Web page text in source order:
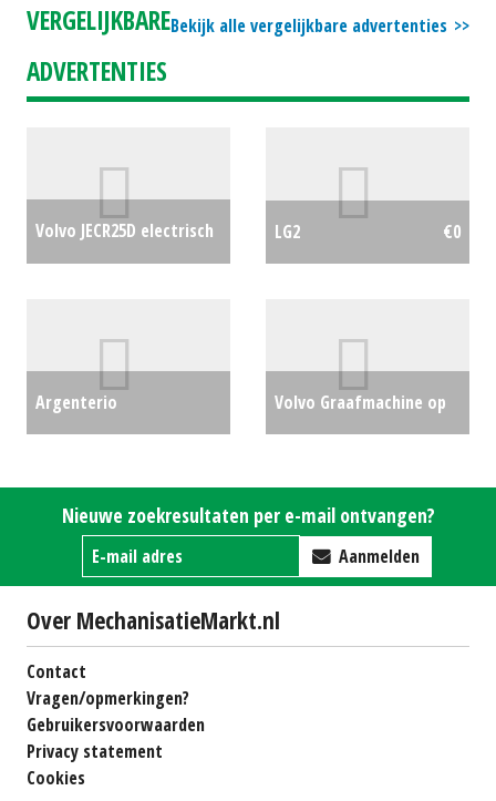
Bekijk alle vergelijkbare advertenties
VERGELIJKBARE
ADVERTENTIES
Volvo JECR25D electrisch
LG2 €0
Argenterio
ARGENTERIO KRAAN (ES)
#23278
€1850
Volvo Graafmachine op
#25034
€0
Nieuwe zoekresultaten per e-mail ontvangen?
Aanmelden
Over MechanisatieMarkt.nl
Contact
Vragen/opmerkingen?
Gebruikersvoorwaarden
Privacy statement
Cookies